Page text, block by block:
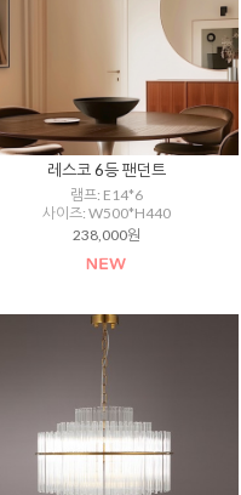
레스코 6등 팬던트
램프: E14*6
사이즈: W500*H440
238,000원